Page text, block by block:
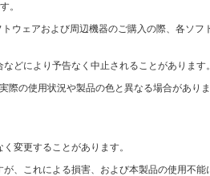
。
ウェアおよび周辺機器のご購入の際、各ソフ
どにより予告なく中止されることがあります。
の使用状況や製品の色と異なる場合があり
変更することがあります。
、これによる損害、および本製品の使用不